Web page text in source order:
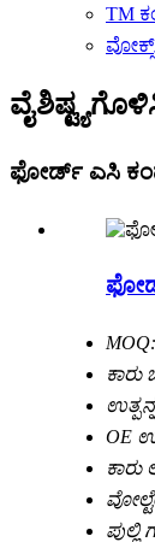
TM
ಫೋರ್ಡ್ ಎಸಿ
MOQ:
ಕಾರು
OE
ಕಾರು
ಪುಲ್ಲಿ